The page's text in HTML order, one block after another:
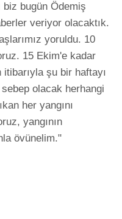
biz bugün Ödemiş
veriyor olacaktık.
yoruldu. 10
15 Ekim'e kadar
şu bir haftayı
olacak herhangi
her yangını
yangının
övünelim."